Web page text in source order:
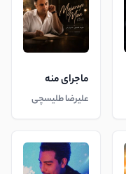
ماجرای منه
علیرضا طلیسچی